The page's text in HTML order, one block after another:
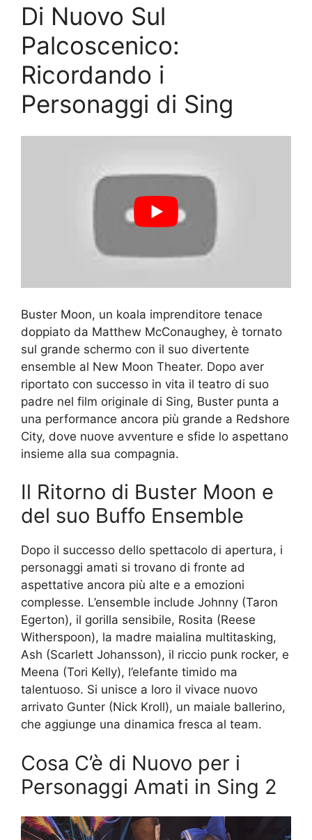
Di Nuovo Sul
Palcoscenico:
Ricordando i
Personaggi di Sing
Buster Moon, un koala imprenditore tenace
doppiato da Matthew McConaughey, è tornato
sul grande schermo con il suo divertente
ensemble al New Moon Theater. Dopo aver
riportato con successo in vita il teatro di suo
padre nel film originale di Sing, Buster punta a
una performance ancora più grande a Redshore
City, dove nuove avventure e sfide lo aspettano
insieme alla sua compagnia.
Il Ritorno di Buster Moon e
del suo Buffo Ensemble
Dopo il successo dello spettacolo di apertura, i
personaggi amati si trovano di fronte ad
aspettative ancora più alte e a emozioni
complesse. L’ensemble include Johnny (Taron
Egerton), il gorilla sensibile, Rosita (Reese
Witherspoon), la madre maialina multitasking,
Ash (Scarlett Johansson), il riccio punk rocker, e
Meena (Tori Kelly), l’elefante timido ma
talentuoso. Si unisce a loro il vivace nuovo
arrivato Gunter (Nick Kroll), un maiale ballerino,
che aggiunge una dinamica fresca al team.
Cosa C’è di Nuovo per i
Personaggi Amati in Sing 2